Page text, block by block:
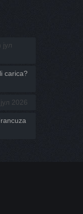
carica?
2026